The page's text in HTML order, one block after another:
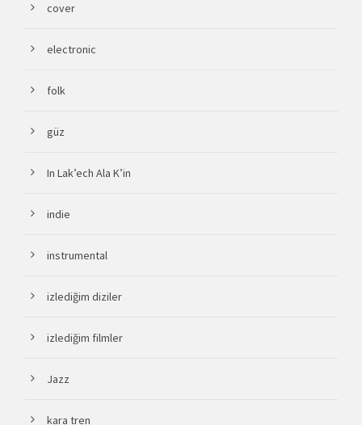
cover
electronic
folk
güz
In Lak’ech Ala K’in
indie
instrumental
izlediğim diziler
izlediğim filmler
Jazz
kara tren